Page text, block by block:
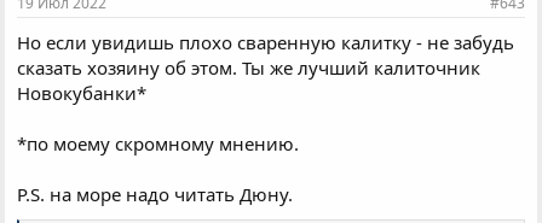
:
Но если увидишь плохо сваренную калитку - не забудь
сказать хозяину об этом. Ты же лучший калиточник
Новокубанки*
*по моему скромному мнению.
P.S. на море надо читать Дюну.